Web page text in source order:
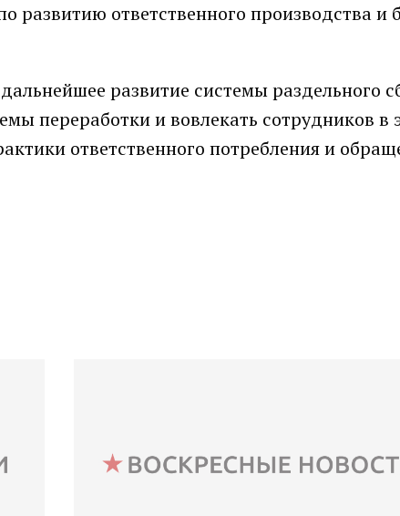
развитию ответственного производства и
развитие системы раздельного
переработки и вовлекать сотрудников в
ответственного потребления и